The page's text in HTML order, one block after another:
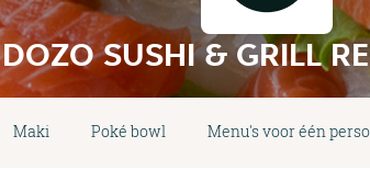
DOZO SUSHI & GRILL
Maki Poké bowl Menu's voor één